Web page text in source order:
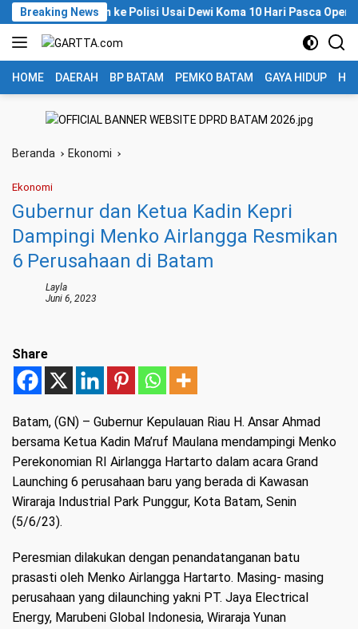
Langsung
ke
konten
Breaking News
Bros Batam ke Polisi Usai Dewi Koma 10 Hari Pasca Operasi
HOME DAERAH BP BATAM PEMKO BATAM GAYA HIDUP
Beranda Ekonomi
Ekonomi
Gubernur dan Ketua Kadin Kepri
Dampingi Menko Airlangga Resmikan
6 Perusahaan di Batam
Layla
Juni 6, 2023
Share
Batam, (GN) – Gubernur Kepulauan Riau H. Ansar Ahmad
bersama Ketua Kadin Ma’ruf Maulana mendampingi Menko
Perekonomian RI Airlangga Hartarto dalam acara Grand
Launching 6 perusahaan baru yang berada di Kawasan
Wiraraja Industrial Park Punggur, Kota Batam, Senin
(5/6/23).
Peresmian dilakukan dengan penandatanganan batu
prasasti oleh Menko Airlangga Hartarto. Masing- masing
perusahaan yang dilaunching yakni PT. Jaya Electrical
Energy, Marubeni Global Indonesia, Wiraraja Yunan